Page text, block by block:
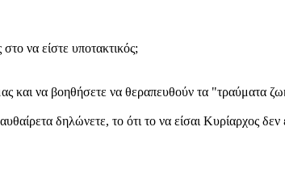
να είστε υποτακτικός;
και να βοηθήσετε να θεραπευθούν τα "τραύματα
δηλώνετε, το ότι το να είσαι Κυρίαρχος δεν